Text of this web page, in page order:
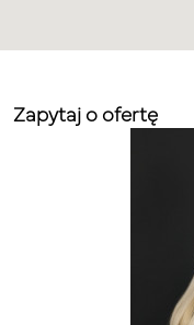
Zapytaj o ofertę